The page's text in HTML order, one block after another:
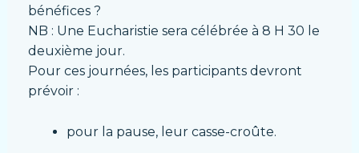
bénéfices ?
NB : Une Eucharistie sera célébrée à 8 H 30 le
deuxième jour.
Pour ces journées, les participants devront
prévoir :
pour la pause, leur casse-croûte.